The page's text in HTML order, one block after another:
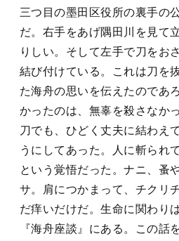
三つ目の墨田区役所の裏手の
だ。右手をあげ隅田川を見て
りしい。そして左手で刀をお
結び付けている。これは刀を
た海舟の思いを伝えたのであ
かったのは、無辜を殺さなか
刀でも、ひどく丈夫に結わえ
うにしてあった。人に斬られ
という覚悟だった。ナニ、蚤
サ。肩につかまって、チクリ
だ痒いだけだ。生命に関わり
『海舟座談』にある。この話